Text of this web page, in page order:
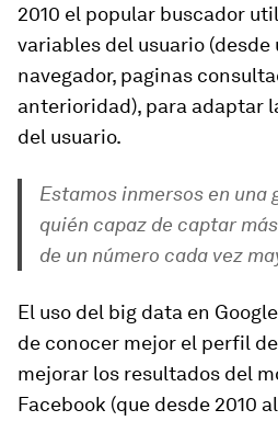
2010 el popular buscador
variables del usuario
navegador, paginas
anterioridad), para adaptar
del usuario.
Estamos inmersos en una
quién capaz de captar
de un número cada vez
El uso del big data en
de conocer mejor el perfil
mejorar los resultados del
Facebook (que desde 2010